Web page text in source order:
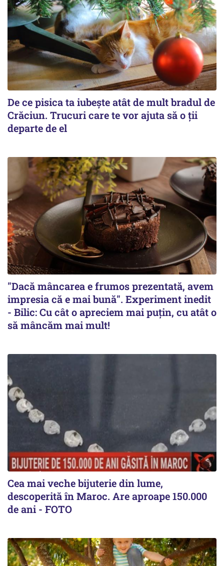
De ce pisica ta iubește atât de mult bradul de
Crăciun. Trucuri care te vor ajuta să o ții
departe de el
"Dacă mâncarea e frumos prezentată, avem
impresia că e mai bună". Experiment inedit
- Bilic: Cu cât o apreciem mai puțin, cu atât o
să mâncăm mai mult!
Cea mai veche bijuterie din lume,
descoperită în Maroc. Are aproape 150.000
de ani - FOTO